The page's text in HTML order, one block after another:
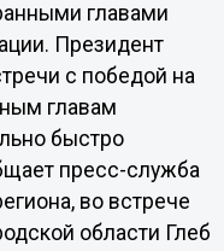
главами
Президент
с победой на
главам
быстро
пресс-служба
во встрече
области Глеб